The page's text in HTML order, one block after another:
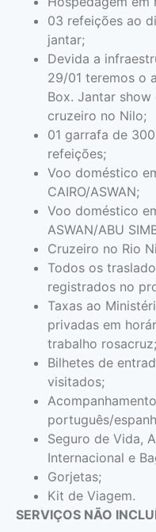
03 refeições ao
jantar;
Devida a
29/01 teremos o
Box. Jantar
cruzeiro no Nilo;
01 garrafa de
refeições;
Voo doméstico
CAIRO/ASWAN;
Voo doméstico
ASWAN/ABU
Cruzeiro no Rio
Todos os
registrados no
Taxas ao
privadas em
trabalho rosacruz;
Bilhetes de
visitados;
português/
Seguro de Vida,
Internacional e
Gorjetas;
Kit de Viagem.
SERVIÇOS NÃO